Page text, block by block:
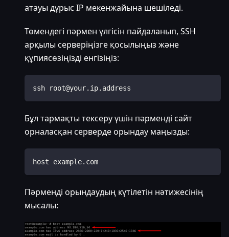
атауы дұрыс IP мекенжайына шешіледі.
Төмендегі пәрмен үлгісін пайдаланып, SSH
арқылы серверіңізге қосылыңыз және
құпиясөзіңізді енгізіңіз:
ssh root@your.ip.address
Бұл тармақты тексеру үшін пәрменді сайт
орналасқан серверде орындау маңызды:
host example.com
Пәрменді орындаудың күтілетін нәтижесінің
мысалы: